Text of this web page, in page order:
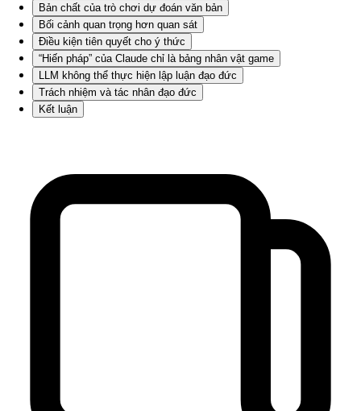
Bản chất của trò chơi dự đoán văn bản
Bối cảnh quan trọng hơn quan sát
Điều kiện tiên quyết cho ý thức
“Hiến pháp” của Claude chỉ là bảng nhân vật game
LLM không thể thực hiện lập luận đạo đức
Trách nhiệm và tác nhân đạo đức
Kết luận